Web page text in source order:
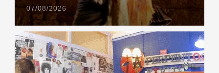
07/08/2026